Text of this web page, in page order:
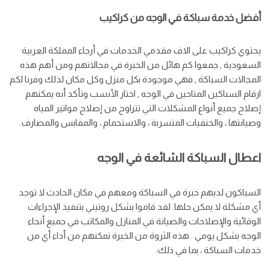
أفضل خدمة سباكة في الوجه من كراكيب
يحتوي كراكيب على الاف مقدمي الخدمات في أرجاء المملكة العربية
السعودية , جمعوا كم هائل من الخبرة في مجالاتهم ومن أهم هذه
المجالات السباكة , فهي موجودة بكل منزل وكل مكان لذلك وفرنا لكم
ارقام السباكين المتاحين في الوجه , اختار الأنسب وتأكد أنه يمكنهم
إصلاح جميع أنواع المشكلات التي تتراوح من إصلاح مواتير المياه
وصيانتها ، والحنفيات المتسربة ، والاستحمام ، والمقابس والمصارف.
اعطال السباكة الشائعة في الوجه
السباكون لديهم خبرة في السباكة ومعهم في مكان الحادث لا توجد
أي مشكلة لا يمكن حلها. لقد قاموا بشكل روتيني بتنفيذ الإجراءات
الوقائية والإصلاحات والصيانة في المنازل والمكاتب في جميع أنحاء
الوجه بشكل يومي . هذه الثروة من الخبرة تمكنهم من أداء أي من
خدمات السباكة ، بما في ذلك: